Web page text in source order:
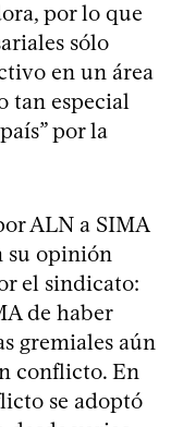
por lo que
sólo
en un área
tan especial
por la
ALN a SIMA
su opinión
el sindicato:
de haber
gremiales aún
conflicto. En
se adoptó